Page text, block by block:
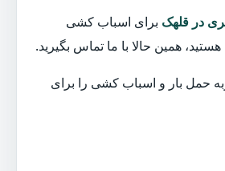
در قلهک برای اسباب کشی
همین حالا با ما تماس بگیرید.
حمل بار و اسباب کشی را برای